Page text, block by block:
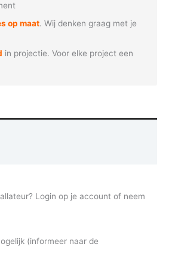
op maat. Wij denken graag met je
in projectie. Voor elke project een
Login op je account of neem
(informeer naar de